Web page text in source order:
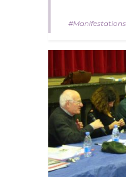
Manifestations